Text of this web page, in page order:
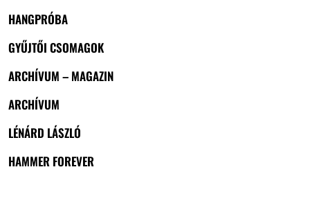
HANGPRÓBA
GYŰJTŐI CSOMAGOK
ARCHÍVUM – MAGAZIN
ARCHÍVUM
LÉNÁRD LÁSZLÓ
HAMMER FOREVER